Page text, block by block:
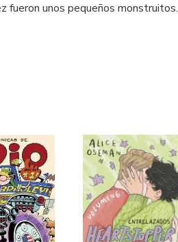
fueron unos pequeños monstruitos.